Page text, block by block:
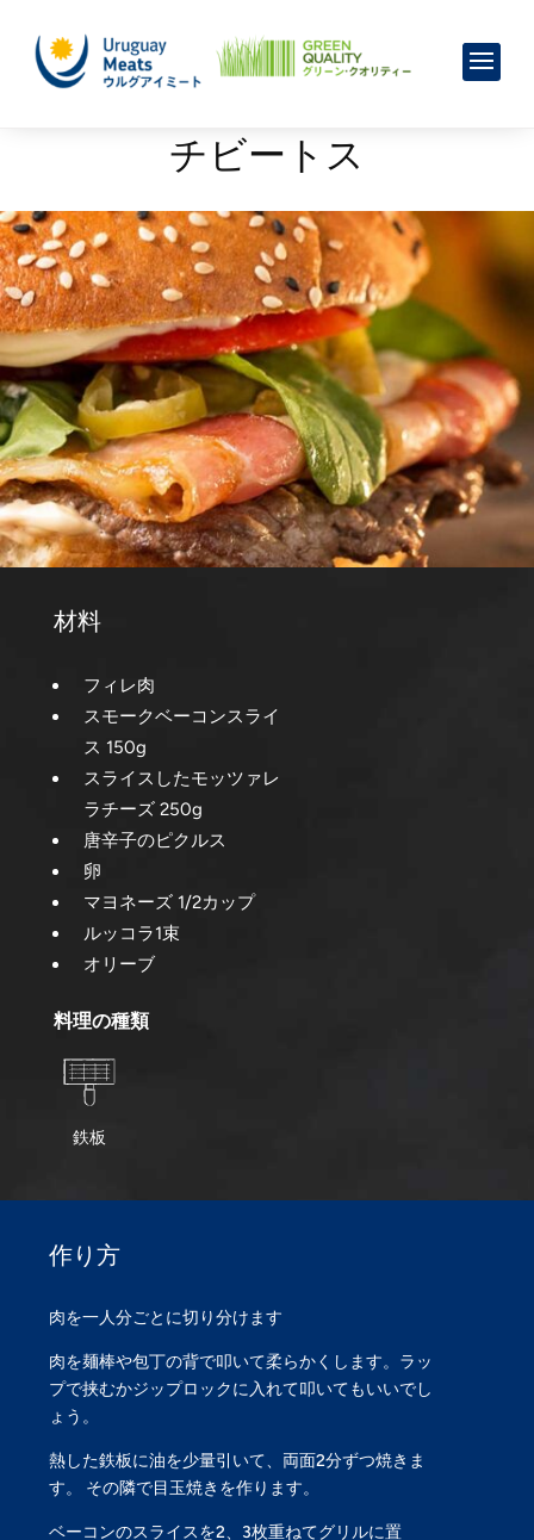
チビートス
材料
フィレ肉
スモークベーコンスライ
ス 150g
スライスしたモッツァレ
ラチーズ 250g
唐辛子のピクルス
卵
マヨネーズ 1/2カップ
ルッコラ1束
オリーブ
料理の種類
鉄板
作り方
肉を一人分ごとに切り分けます
肉を麺棒や包丁の背で叩いて柔らかくします。ラッ
プで挟むかジップロックに入れて叩いてもいいでし
ょう。
熱した鉄板に油を少量引いて、両面2分ずつ焼きま
す。 その隣で目玉焼きを作ります。
ベーコンのスライスを2、3枚重ねてグリルに置